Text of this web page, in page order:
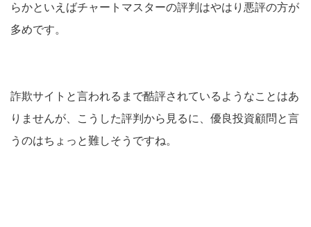
らかといえばチャートマスターの評判はやはり悪評の方が
多めです。
詐欺サイトと言われるまで酷評されているようなことはあ
りませんが、こうした評判から見るに、優良投資顧問と言
うのはちょっと難しそうですね。